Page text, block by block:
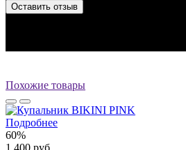
Оставить отзыв
Похожие товары
Подробнее
60%
1 400 руб